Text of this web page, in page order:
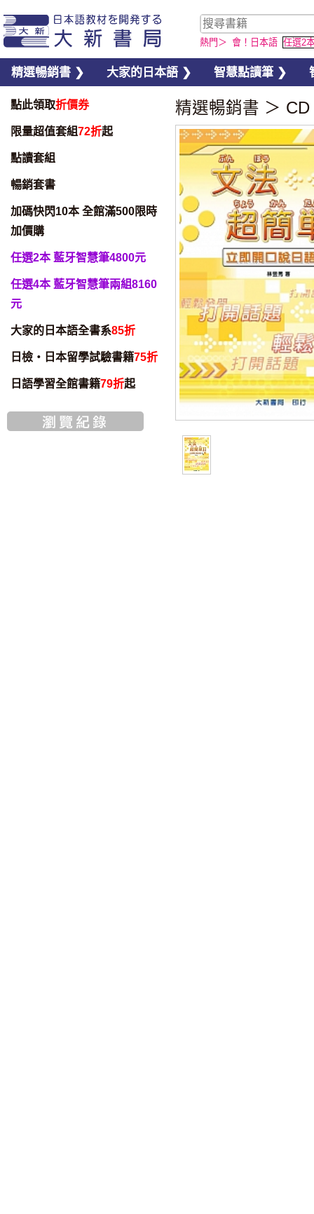
熱門＞ 會！日本語 任選2
精選暢銷書 ❯ 大家的日本語 ❯ 智慧點讀筆 ❯
點此領取折價券
限量超值套組72折起
點讀套組
暢銷套書
加碼快閃10本 全館滿500限時
加價購
任選2本 藍牙智慧筆4800元
任選4本 藍牙智慧筆兩組8160
元
大家的日本語全書系85折
日檢・日本留學試驗書籍75折
日語學習全館書籍79折起
精選暢銷書 ＞ CD